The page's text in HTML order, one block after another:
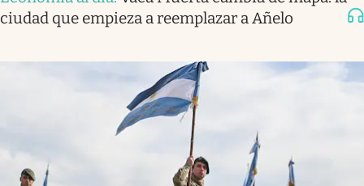
ciudad que empieza a reemplazar a Añelo